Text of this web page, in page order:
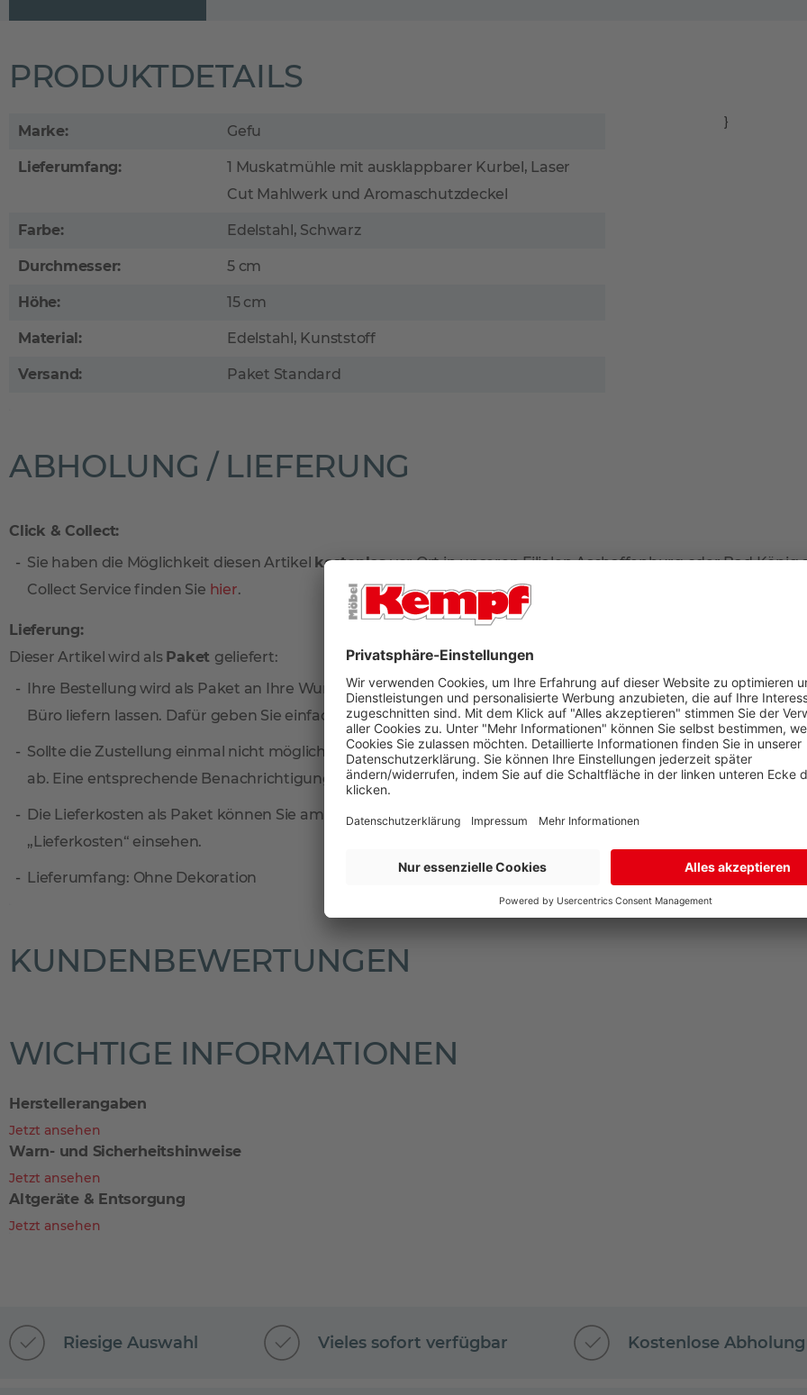
PRODUKTDETAILS
Marke: Gefu
Lieferumfang:
1 Muskatmühle mit ausklappbarer Kurbel, Laser
Cut Mahlwerk und Aromaschutzdeckel
Farbe: Edelstahl, Schwarz
Durchmesser: 5 cm
Höhe: 15 cm
Material: Edelstahl, Kunststoff
Versand: Paket Standard
}
ABHOLUNG / LIEFERUNG
Click & Collect:
Sie haben die Möglichkeit diesen Artikel kostenlosvor Ort in unseren Filialen Aschaffenburg oder Bad
Collect Service finden Sie hier.
Lieferung:
Dieser Artikel wird als Paket geliefert:
Ihre Bestellung wird als Paket an Ihre Wunschadresse geliefert. Falls Sie tagsüber nicht zuhause sind,
Büro liefern lassen. Dafür geben Sie einfach eine separate Lieferadresse zur Rechnungsadresse an. So sind
Sollte die Zustellung einmal nicht möglich sein, nimmt der Paketdienstleister Ihr Produkt zur erneuten
ab. Eine entsprechende Benachrichtigungskarte finden Sie dann in Ihrem Briefkasten.
Die Lieferkosten als Paket können Sie am einfachsten im oberen Bereich der Artikelseite unter dem
„Lieferkosten“ einsehen.
Lieferumfang: Ohne Dekoration
KUNDENBEWERTUNGEN
WICHTIGE INFORMATIONEN
Herstellerangaben
Jetzt ansehen
Warn- und Sicherheitshinweise
Jetzt ansehen
Altgeräte & Entsorgung
Jetzt ansehen
Riesige Auswahl Vieles sofort verfügbar Kostenlose